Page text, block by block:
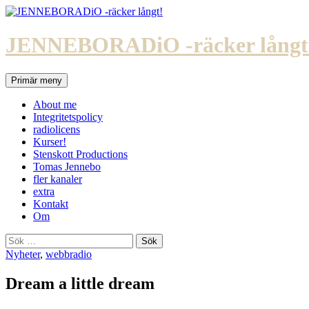
Hoppa
innehåll
JENNEBORADiO -räcker
SökPrimär meny
About me
Integritetspolicy
radiolicens
Kurser!
Stenskott Productions
Tomas Jennebo
fler kanaler
extra
Kontakt
Om
Sök
efter:
Nyheter, webbradio
Dream a little dream